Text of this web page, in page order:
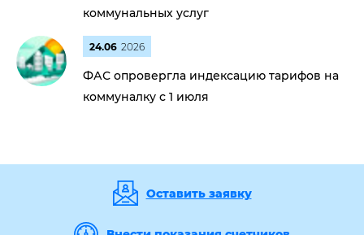
коммунальных услуг
24.06 2026
ФАС опровергла индексацию тарифов на
коммуналку с 1 июля
Оставить заявку